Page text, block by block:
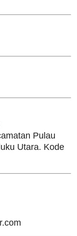
Pulau
Utara. Kode